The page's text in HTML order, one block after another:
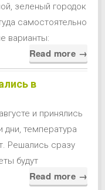
зеленый городок
самостоятельно
варианты:
Read more →
в
и принялись
дни, температура
Решались сразу
будут
Read more →